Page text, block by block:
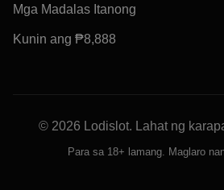
Mga Madalas Itanong
Kunin ang ₱8,888
© 2026 Lodislot. Lahat ng
Para sa 18+ lamang. Maglaro